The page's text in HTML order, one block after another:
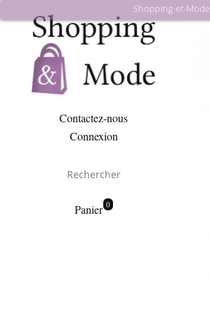
Contactez-nous
Connexion
Panier 0
Shopping-et-